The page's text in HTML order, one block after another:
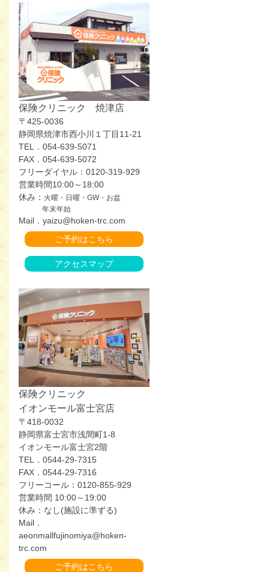
保険クリニック 焼津店
〒425-0036
静岡県焼津市西小川１丁目11-21
TEL．054-639-5071
FAX．054-639-5072
フリーダイヤル：0120-319-929
営業時間10:00～18:00
休み： 火曜・日曜・GW・お盆
年末年始
Mail．yaizu@hoken-trc.com
ご予約はこちら
アクセスマップ
保険クリニック
イオンモール富士宮店
〒418-0032
静岡県富士宮市浅間町1-8
イオンモール富士宮2階
TEL．0544-29-7315
FAX．0544-29-7316
フリーコール：0120-855-929
営業時間 10:00～19:00
休み：なし(施設に準ずる)
Mail．
aeonmallfujinomiya@hoken-
trc.com
ご予約はこちら